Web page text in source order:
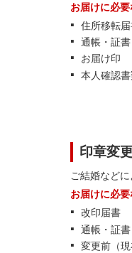
お届けに必
住所移転
通帳・証書
お届け印
本人確認
印章変
ご結婚など
お届けに必
改印届書
通帳・証書
変更前（